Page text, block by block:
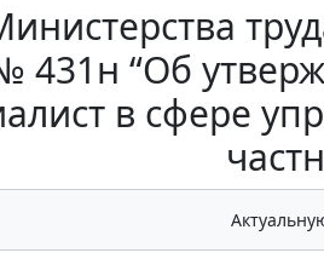
431н “Об
в сфере